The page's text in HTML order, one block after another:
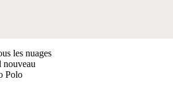
les nuages
nouveau
Polo